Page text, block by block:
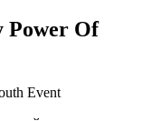
Power Of